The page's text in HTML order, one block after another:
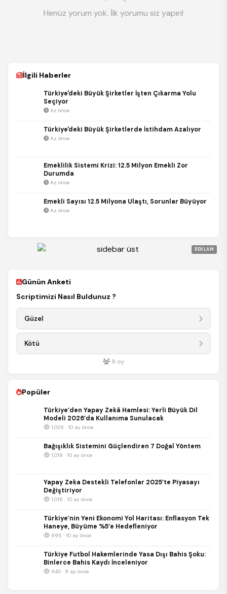
Henüz yorum yok. İlk yorumu siz yapın!
İlgili Haberler
Türkiye'deki Büyük Şirketler İşten Çıkarma Yolu
Seçiyor
Az önce
Türkiye'deki Büyük Şirketlerde İstihdam Azalıyor
Az önce
Emeklilik Sistemi Krizi: 12.5 Milyon Emekli Zor
Durumda
Az önce
Emekli Sayısı 12.5 Milyona Ulaştı, Sorunlar Büyüyor
Az önce
REKLAM
Günün Anketi
Scriptimizi Nasıl Buldunuz ?
Güzel
Kötü
9 oy
Popüler
Türkiye’den Yapay Zekâ Hamlesi: Yerli Büyük Dil
Modeli 2026’da Kullanıma Sunulacak
1,026 · 10 ay önce
Bağışıklık Sistemini Güçlendiren 7 Doğal Yöntem
1,018 · 10 ay önce
Yapay Zeka Destekli Telefonlar 2025’te Piyasayı
Değiştiriyor
1,016 · 10 ay önce
Türkiye’nin Yeni Ekonomi Yol Haritası: Enflasyon Tek
Haneye, Büyüme %5’e Hedefleniyor
995 · 10 ay önce
Türkiye Futbol Hakemlerinde Yasa Dışı Bahis Şoku:
Binlerce Bahis Kaydı İnceleniyor
940 · 9 ay önce